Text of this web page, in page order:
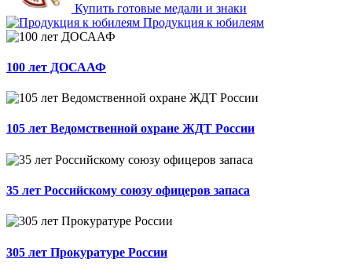
Купить готовые медали и знаки
Продукция к юбилеям
100 лет ДОСААФ
105 лет Ведомственной охране ЖДТ России
35 лет Российскому союзу офицеров запаса
305 лет Прокуратуре России